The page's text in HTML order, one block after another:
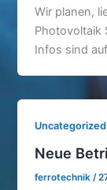
Wir planen,
Photovoltaik
Infos sind
Uncategorized
Neue
ferrotechnik/